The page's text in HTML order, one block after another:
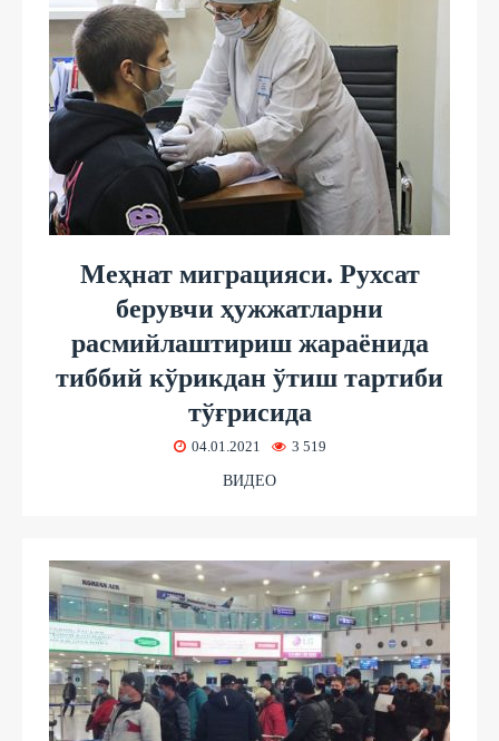
Меҳнат миграцияси. Рухсат
берувчи ҳужжатларни
расмийлаштириш жараёнида
тиббий кўрикдан ўтиш тартиби
тўғрисида
04.01.2021 3 519
ВИДЕО